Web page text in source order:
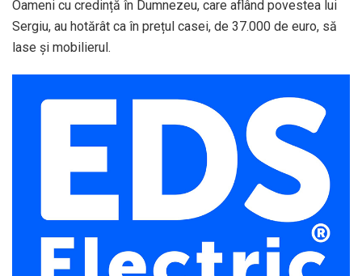
Oameni cu credință în Dumnezeu, care aflând povestea lui
Sergiu, au hotărât ca în prețul casei, de 37.000 de euro, să
lase și mobilierul.